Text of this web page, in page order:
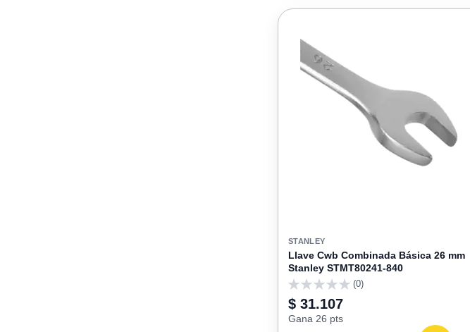
STANLEY
Llave Cwb Combinada Básica 26 mm
Stanley STMT80241-840
(0)
$ 31.107
Gana 26 pts